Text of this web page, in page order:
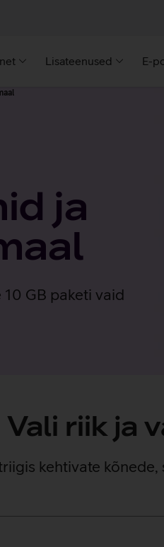
Lisateenused E-
ja
GB paketi vaid
Vali riik ja
kehtivate